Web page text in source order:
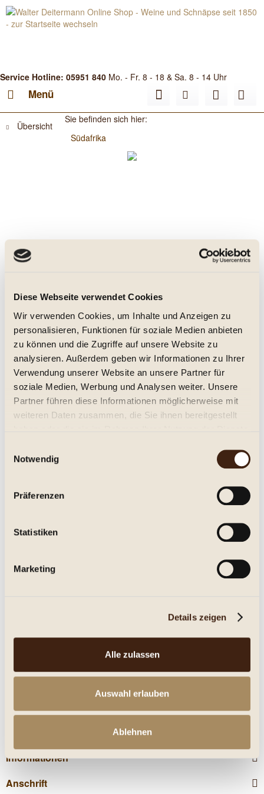
Diese Webseite verwendet Cookies
Wir verwenden Cookies, um Inhalte und Anzeigen zu
personalisieren, Funktionen für soziale Medien anbieten
zu können und die Zugriffe auf unsere Website zu
analysieren. Außerdem geben wir Informationen zu Ihrer
Verwendung unserer Website an unsere Partner für
soziale Medien, Werbung und Analysen weiter. Unsere
Partner führen diese Informationen möglicherweise mit
weiteren Daten zusammen, die Sie ihnen bereitgestellt
Notwendig
Präferenzen
Statistiken
Marketing
Details zeigen
Alle zulassen
Auswahl erlauben
Ablehnen
Service Hotline: 05951 840 Mo. - Fr. 8 - 18 & Sa. 8 - 14 Uhr
Menü
Übersicht
Sie befinden sich hier:
Südafrika
Stellenrust Clement de Lure MCC
Sparkling Brut
brut
16,95 € *
Inhalt:0.75 Liter (22,60 € * / 1 Liter)
inkl. MwSt.zzgl. Versandkosten
Lieferzeit ca. 1-3 Tage**
In den Warenkorb
Artikel-Nr.:
Beschreibung
Eleganter, fruchtiger Schaumwein...
mehr
Kunden kauften auch
Kunden haben sich ebenfalls angesehen
Service Hotline
Informationen
Anschrift